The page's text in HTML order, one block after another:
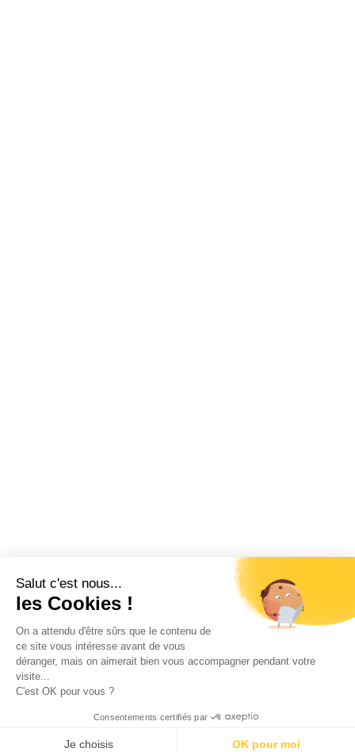
Salut c'est nous...
les Cookies !
On a attendu d'être sûrs que le contenu de
ce site vous intéresse avant de vous
déranger, mais on aimerait bien vous accompagner pendant votre
visite...
C'est OK pour vous ?
Consentements certifiés par
Je choisis OK pour moi